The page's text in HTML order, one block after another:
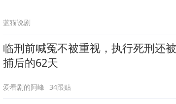
蓝猫说剧
临刑前喊冤不被重视，执行死刑还
捕后的62天
爱看剧的阿峰 34跟贴